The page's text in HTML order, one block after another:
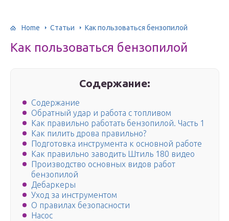
Home Статьи Как пользоваться бензопилой
Как пользоваться бензопилой
Содержание:
Содержание
Обратный удар и работа с топливом
Как правильно работать бензопилой. Часть 1
Как пилить дрова правильно?
Подготовка инструмента к основной работе
Как правильно заводить Штиль 180 видео
Производство основных видов работ
бензопилой
Дебаркеры
Уход за инструментом
О правилах безопасности
Насос